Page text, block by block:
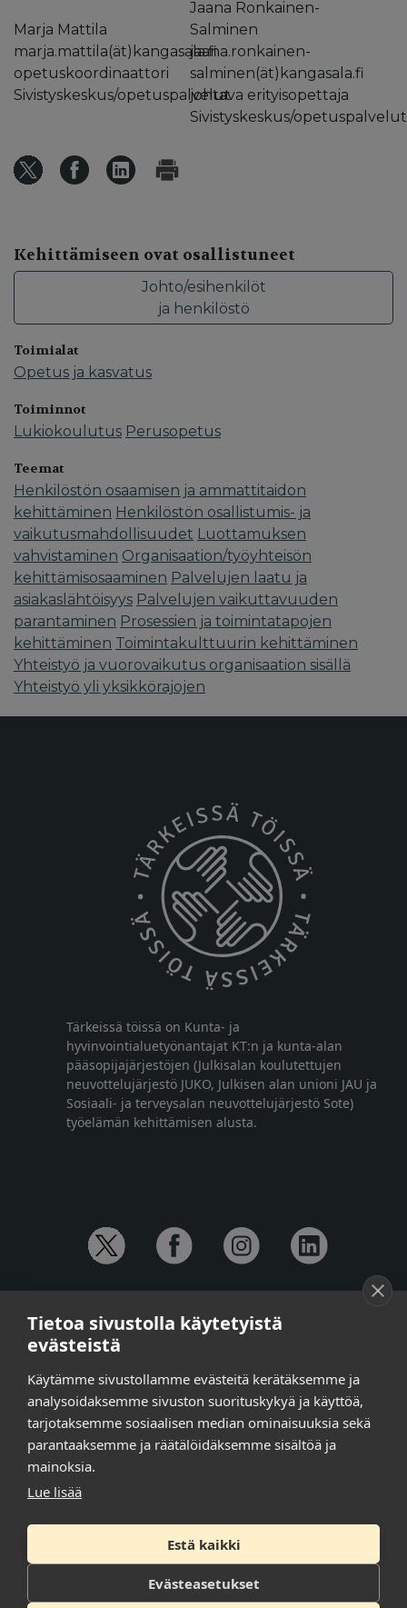
Marja Mattila
marja.mattila(ät)kangasala.fi
opetuskoordinaattori
Sivistyskeskus/opetuspalvelut
Jaana Ronkainen-
Salminen
jaana.ronkainen-
salminen(ät)kangasala.fi
johtava erityisopettaja
Sivistyskeskus/opetuspalvelut
Kehittämiseen ovat osallistuneet
Johto/esihenkilöt
ja henkilöstö
Toimialat
Opetus ja kasvatus
Toiminnot
Lukiokoulutus Perusopetus
Teemat
Henkilöstön osaamisen ja ammattitaidon
kehittäminen Henkilöstön osallistumis- ja
vaikutusmahdollisuudet Luottamuksen
vahvistaminen Organisaation/työyhteisön
kehittämisosaaminen Palvelujen laatu ja
asiakaslähtöisyys Palvelujen vaikuttavuuden
parantaminen Prosessien ja toimintatapojen
kehittäminen Toimintakulttuurin kehittäminen
Yhteistyö ja vuorovaikutus organisaation sisällä
Yhteistyö yli yksikkörajojen
Tärkeissä töissä on Kunta- ja
hyvinvointialuetyönantajat KT:n ja kunta-alan
pääsopijajärjestöjen (Julkisalan koulutettujen
neuvottelujärjestö JUKO, Julkisen alan unioni JAU ja
Sosiaali- ja terveysalan neuvottelujärjestö Sote)
työelämän kehittämisen alusta.
Anna-Mari Jaanu, kehittämispäällikkö,
puh. +358 50 572 4620
Henna Honkalo,
viestintäpäällikkö,
puh. +358 50 479 6618
Ilari Raiski, viestintä- ja tapahtumakoordinaattori,
puh. +358 45 130 3832
Susanna Laasio,
tarkeissatoissa[a]kt.fi
Tilaa uutiskirje
Tietosuojaseloste
Saavutettavuusseloste
Tietoa sivustolla käytetyistä
evästeistä
Käytämme sivustollamme evästeitä kerätäksemme ja
analysoidaksemme sivuston suorituskykyä ja käyttöä,
tarjotaksemme sosiaalisen median ominaisuuksia sekä
parantaaksemme ja räätälöidäksemme sisältöä ja
mainoksia.
Lue lisää
Estä kaikki
Evästeasetukset